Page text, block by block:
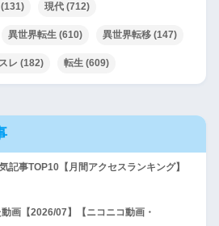
(131) 現代 (712)
異世界転生 (610) 異世界転移 (147)
レ (182) 転生 (609)
記事TOP10【月間アクセスランキング】
画【2026/07】【ニコニコ動画・